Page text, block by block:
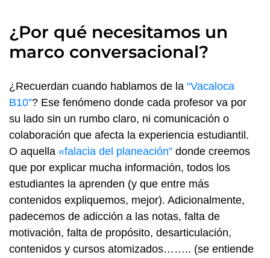
¿Por qué necesitamos un
marco conversacional?
¿Recuerdan cuando hablamos de la “Vacaloca
B10”? Ese fenómeno donde cada profesor va por
su lado sin un rumbo claro, ni comunicación o
colaboración que afecta la experiencia estudiantil.
O aquella «falacia del planeación” donde creemos
que por explicar mucha información, todos los
estudiantes la aprenden (y que entre más
contenidos expliquemos, mejor). Adicionalmente,
padecemos de adicción a las notas, falta de
motivación, falta de propósito, desarticulación,
contenidos y cursos atomizados…….. (se entiende